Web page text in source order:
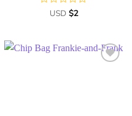
Valorado
5
USD $2